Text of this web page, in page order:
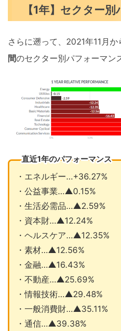
【1年】セクター
さらに遡って、2021年11月
間のセクター別パフォーマン
直近1年のパフォーマンス
・エネルギー…+36.27%
・公益事業…▲0.15%
・生活必需品…▲2.59%
・資本財…▲12.24%
・ヘルスケア…▲12.35%
・素材…▲12.56%
・金融…▲16.43%
・不動産…▲25.69%
・情報技術…▲29.48%
・一般消費財…▲35.11%
・通信…▲39.38%